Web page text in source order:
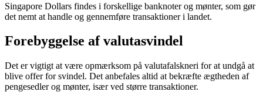
Singapore Dollars findes i forskellige banknoter og mønter, som gør
det nemt at handle og gennemføre transaktioner i landet.
Forebyggelse af valutasvindel
Det er vigtigt at være opmærksom på valutafalskneri for at undgå at
blive offer for svindel. Det anbefales altid at bekræfte ægtheden af ​​
pengesedler og mønter, især ved større transaktioner.